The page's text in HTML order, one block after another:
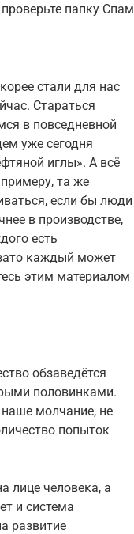
папку Спам
стали для нас
Стараться
в повседневной
уже сегодня
иглы». А всё
та же
если бы люди
в производстве,
есть
каждый может
этим материалом
обзаведётся
половинками.
молчание, не
попыток
лице человека, а
и система
развитие